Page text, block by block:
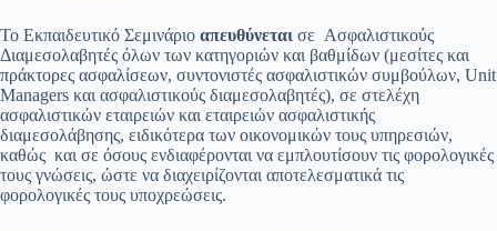
Το Εκπαιδευτικό Σεμινάριο απευθύνεται σε Ασφαλιστικούς
Διαμεσολαβητές όλων των κατηγοριών και βαθμίδων (μεσίτες και
πράκτορες ασφαλίσεων, συντονιστές ασφαλιστικών συμβούλων, Unit
Managers και ασφαλιστικούς διαμεσολαβητές), σε στελέχη
ασφαλιστικών εταιρειών και εταιρειών ασφαλιστικής
διαμεσολάβησης, ειδικότερα των οικονομικών τους υπηρεσιών,
καθώς και σε όσους ενδιαφέρονται να εμπλουτίσουν τις φορολογικές
τους γνώσεις, ώστε να διαχειρίζονται αποτελεσματικά τις
φορολογικές τους υποχρεώσεις.